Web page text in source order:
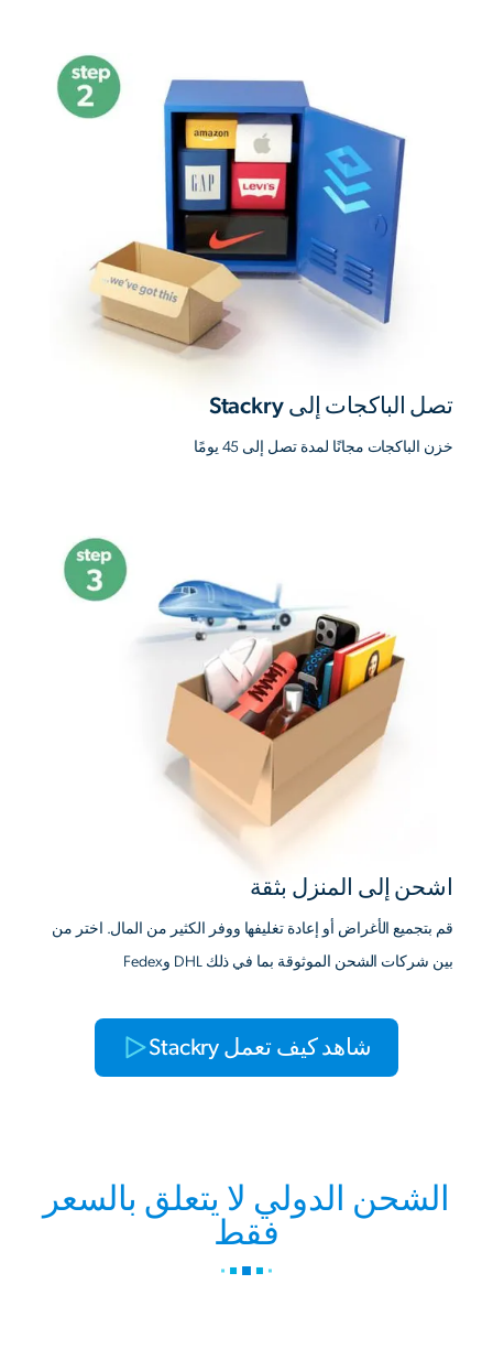
تصل الباكجات إلى Stackry
خزن الباكجات مجانًا لمدة تصل إلى 45 يومًا
اشحن إلى المنزل بثقة
قم بتجميع الأغراض أو إعادة تغليفها ووفر الكثير من المال. اختر من
بين شركات الشحن الموثوقة بما في ذلك DHL وFedex
شاهد كيف تعمل Stackry
الشحن الدولي لا يتعلق بالسعر
فقط